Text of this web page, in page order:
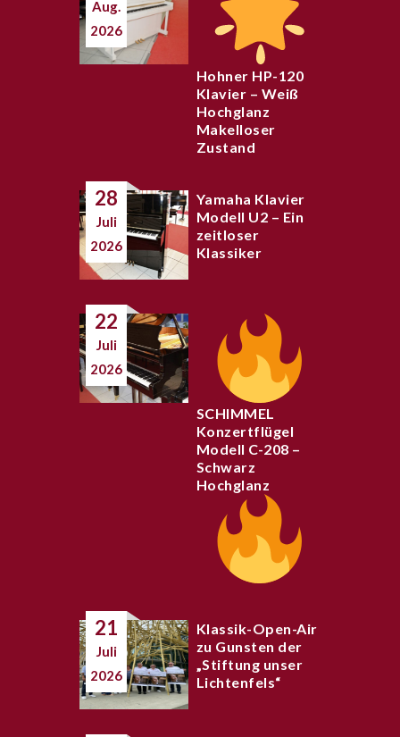
Aug.
2026
Hohner HP-120
Klavier – Weiß
Hochglanz
Makelloser
Zustand
28
Juli
2026
Yamaha Klavier
Modell U2 – Ein
zeitloser
Klassiker
22
Juli
2026
SCHIMMEL
Konzertflügel
Modell C-208 –
Schwarz
Hochglanz
21
Juli
2026
Klassik-Open-Air
zu Gunsten der
„Stiftung unser
Lichtenfels“